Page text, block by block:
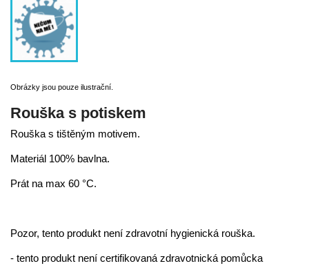
Obrázky jsou pouze ilustrační.
Rouška s potiskem
Rouška s tištěným motivem.
Materiál 100% bavlna.
Prát na max 60 °C.
Pozor, tento produkt není zdravotní hygienická rouška.
- tento produkt není certifikovaná zdravotnická pomůcka